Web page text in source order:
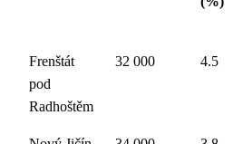
Frenštát
pod
Radhoštěm
32 000 4.5